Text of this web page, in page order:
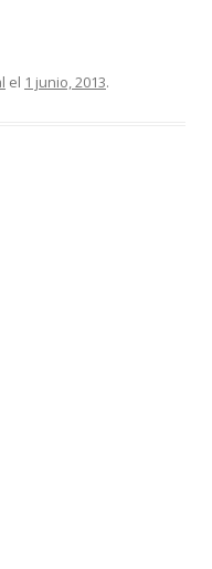
el 1 junio, 2013.